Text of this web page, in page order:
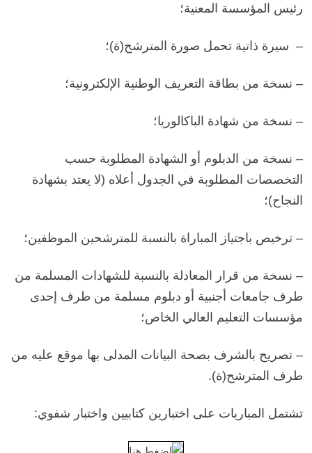
رئيس المؤسسة المعنية؛
– سيرة ذاتية تحمل صورة المترشح(ة)؛
– نسخة من بطاقة التعريف الوطنية الإلكترونية؛
– نسخة من شهادة الباكالوريا؛
– نسخة من الدبلوم أو الشهادة المطلوبة حسب
التخصصات المطلوبة في الجدول أعلاه (لا يعتد بشهادة
النجاح)؛
– ترخيص باجتياز المباراة بالنسبة للمترشحين الموظفين؛
– نسخة من قرار المعادلة بالنسبة للشهادات المسلمة من
طرف جامعات أجنبية أو دبلوم مسلمة من طرف إحدى
مؤسسات التعليم العالي الخاص؛
– تصريح بالشرف بصحة البيانات المدلى بها موقع عليه من
طرف المترشح(ة).
تشتمل المباريات على اختبارين كتابيين واختبار شفوي: